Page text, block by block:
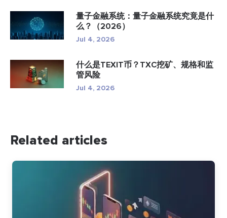
量子金融系统：量子金融系统究竟是什
么？（2026）
Jul 4, 2026
什么是TEXIT币？TXC挖矿、规格和监
管风险
Jul 4, 2026
Related articles